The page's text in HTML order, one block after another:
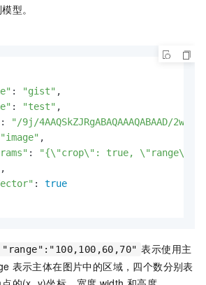
型。
: "gist" ,
: "test" ,
:
"/9j/4AAQSkZJRgABAQAAAQABAAD/
"image" ,
:
"{\"crop\": true, \"range\":
,
: true
表示使用主
表示主体在图片中的区域，四个数分别表